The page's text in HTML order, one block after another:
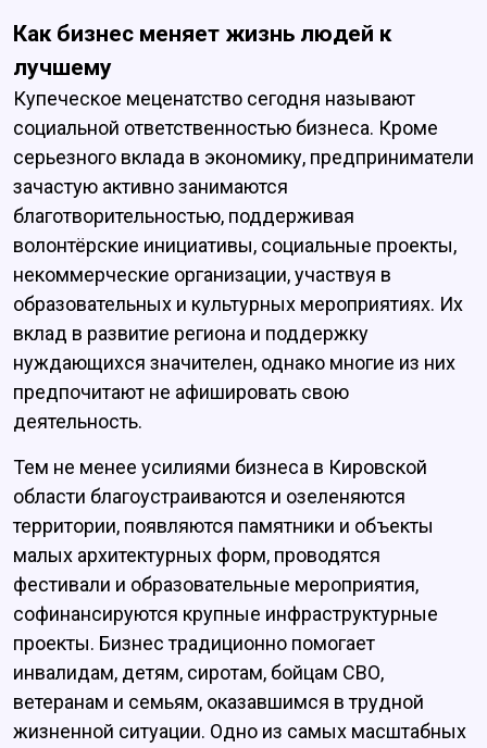
Как бизнес меняет жизнь людей к
лучшему
Купеческое меценатство сегодня называют
социальной ответственностью бизнеса. Кроме
серьезного вклада в экономику, предприниматели
зачастую активно занимаются
благотворительностью, поддерживая
волонтёрские инициативы, социальные проекты,
некоммерческие организации, участвуя в
образовательных и культурных мероприятиях. Их
вклад в развитие региона и поддержку
нуждающихся значителен, однако многие из них
предпочитают не афишировать свою
деятельность.
Тем не менее усилиями бизнеса в Кировской
области благоустраиваются и озеленяются
территории, появляются памятники и объекты
малых архитектурных форм, проводятся
фестивали и образовательные мероприятия,
софинансируются крупные инфраструктурные
проекты. Бизнес традиционно помогает
инвалидам, детям, сиротам, бойцам СВО,
ветеранам и семьям, оказавшимся в трудной
жизненной ситуации. Одно из самых масштабных